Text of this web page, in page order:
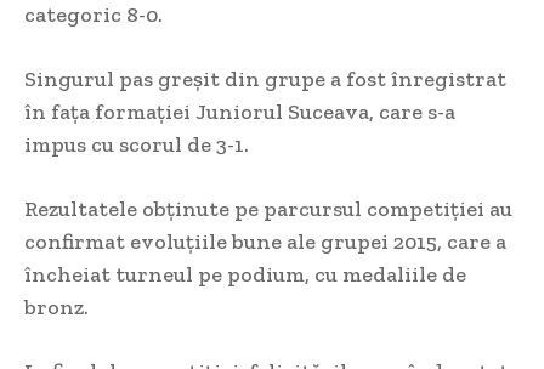
categoric 8-0.
Singurul pas greșit din grupe a fost înregistrat
în fața formației Juniorul Suceava, care s-a
impus cu scorul de 3-1.
Rezultatele obținute pe parcursul competiției au
confirmat evoluțiile bune ale grupei 2015, care a
încheiat turneul pe podium, cu medaliile de
bronz.